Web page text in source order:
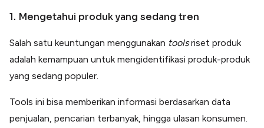
1. Mengetahui produk yang sedang tren
Salah satu keuntungan menggunakan toolsriset produk
adalah kemampuan untuk mengidentifikasi produk-produk
yang sedang populer.
Tools ini bisa memberikan informasi berdasarkan data
penjualan, pencarian terbanyak, hingga ulasan konsumen.